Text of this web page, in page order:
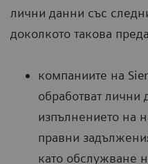
лични данни със
доколкото такова
компаниите на
обработват лични
изпълнението на
правни
като обслужване